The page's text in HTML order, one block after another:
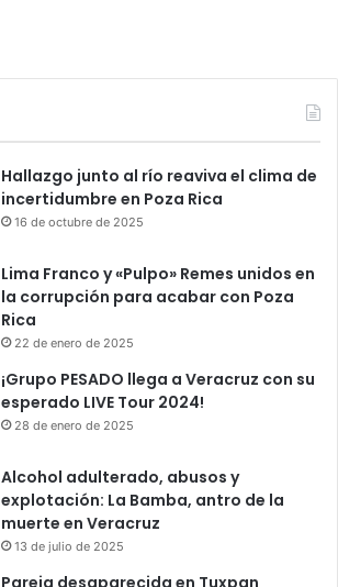
Hallazgo junto al río reaviva el clima de
incertidumbre en Poza Rica
16 de octubre de 2025
Lima Franco y «Pulpo» Remes unidos en
la corrupción para acabar con Poza
Rica
22 de enero de 2025
¡Grupo PESADO llega a Veracruz con su
esperado LIVE Tour 2024!
28 de enero de 2025
Alcohol adulterado, abusos y
explotación: La Bamba, antro de la
muerte en Veracruz
13 de julio de 2025
Pareja desaparecida en Tuxpan